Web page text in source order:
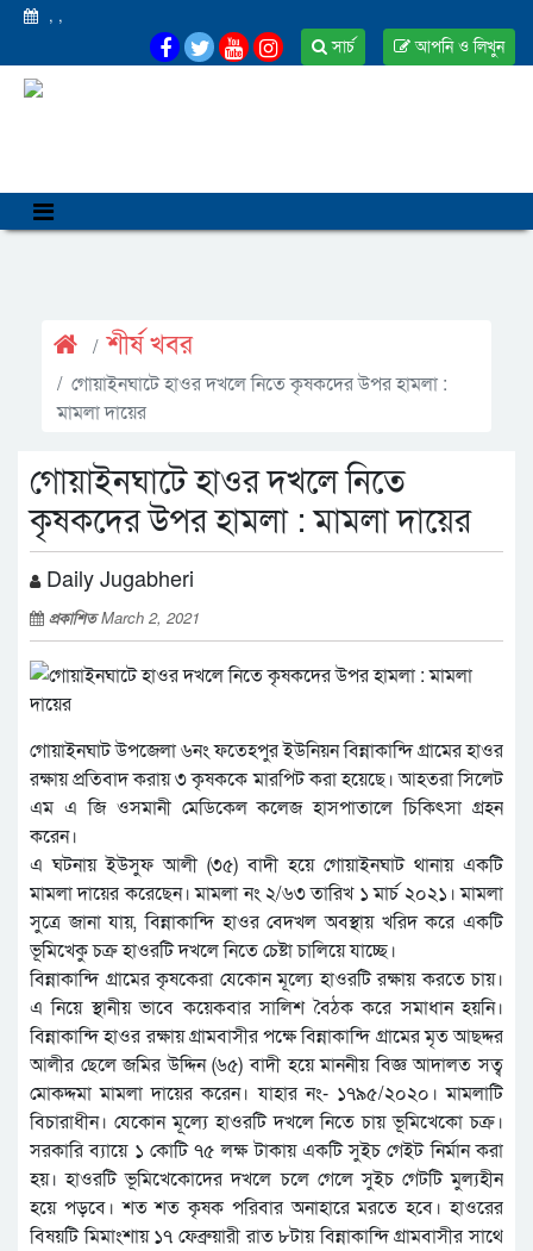
, ,
আপনি ও লিখুন
সার্চ
শীর্ষ খবর
গোয়াইনঘাটে হাওর দখলে নিতে কৃষকদের উপর হামলা :
মামলা দায়ের
গোয়াইনঘাটে হাওর দখলে নিতে
কৃষকদের উপর হামলা : মামলা দায়ের
Daily Jugabheri
প্রকাশিতMarch 2, 2021
গোয়াইনঘাট উপজেলা ৬নং ফতেহপুর ইউনিয়ন বিন্নাকান্দি গ্রামের হাওর
রক্ষায় প্রতিবাদ করায় ৩ কৃষককে মারপিট করা হয়েছে। আহতরা সিলেট
এম এ জি ওসমানী মেডিকেল কলেজ হাসপাতালে চিকিৎসা গ্রহন
করেন।
এ ঘটনায় ইউসুফ আলী (৩৫) বাদী হয়ে গোয়াইনঘাট থানায় একটি
মামলা দায়ের করেছেন। মামলা নং ২/৬৩ তারিখ ১ মার্চ ২০২১। মামলা
সুত্রে জানা যায়, বিন্নাকান্দি হাওর বেদখল অবস্থায় খরিদ করে একটি
ভূমিখেকু চক্র হাওরটি দখলে নিতে চেষ্টা চালিয়ে যাচ্ছে।
বিন্নাকান্দি গ্রামের কৃষকেরা যেকোন মূল্যে হাওরটি রক্ষায় করতে চায়।
এ নিয়ে স্থানীয় ভাবে কয়েকবার সালিশ বৈঠক করে সমাধান হয়নি।
বিন্নাকান্দি হাওর রক্ষায় গ্রামবাসীর পক্ষে বিন্নাকান্দি গ্রামের মৃত আছদ্দর
আলীর ছেলে জমির উদ্দিন (৬৫) বাদী হয়ে মাননীয় বিজ্ঞ আদালত সত্ব
মোকদ্দমা মামলা দায়ের করেন। যাহার নং- ১৭৯৫/২০২০। মামলাটি
বিচারাধীন। যেকোন মূল্যে হাওরটি দখলে নিতে চায় ভূমিখেকো চক্র।
সরকারি ব্যায়ে ১ কোটি ৭৫ লক্ষ টাকায় একটি সুইচ গেইট নির্মান করা
হয়। হাওরটি ভূমিখেকোদের দখলে চলে গেলে সুইচ গেটটি মুল্যহীন
হয়ে পড়বে। শত শত কৃষক পরিবার অনাহারে মরতে হবে। হাওরের
বিষয়টি মিমাংশায় ১৭ ফেব্রুয়ারী রাত ৮টায় বিন্নাকান্দি গ্রামবাসীর সাথে